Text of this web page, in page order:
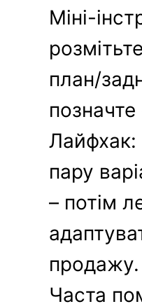
Міні-
план/
позначте
Лайфхак:
пару
– потім
продажу.
Часта